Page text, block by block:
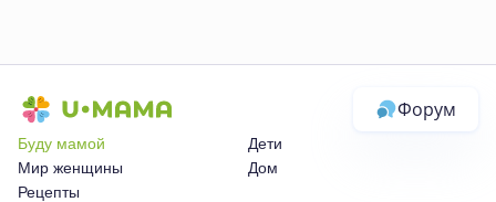
Форум
Буду мамой
Дети
Мир женщины
Дом
Рецепты